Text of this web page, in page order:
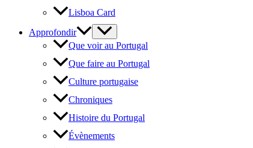
Lisboa Card
Approfondir
Que voir au Portugal
Que faire au Portugal
Culture portugaise
Chroniques
Histoire du Portugal
Évènements